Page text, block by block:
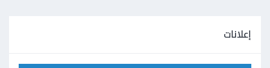
إعلانات